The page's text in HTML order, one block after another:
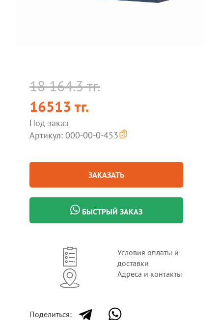
18 164.3 тг.
16513 тг.
Под заказ
Артикул: 000-00-0-453
ЗАКАЗАТЬ
БЫСТРЫЙ ЗАКАЗ
Условия оплаты и
доставки
Адреса и контакты
Поделиться: